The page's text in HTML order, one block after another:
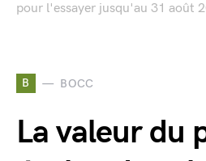
pour l'essayer jusqu'au 31 août
B BOCC
La valeur du